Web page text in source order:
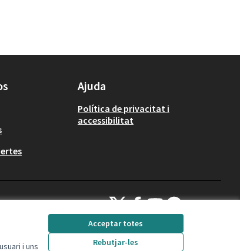
i uns
Acceptar totes
Rebutjar-les
Ajuda
Política de privacitat i
accessibilitat
Decidim Calafell a X
(Enllaç extern)
Decidim Calafell a Facebook
(Enllaç extern)
Decidim Calafell a YouTube
(Enllaç extern)
Decidim Calafell a
(Enllaç extern)